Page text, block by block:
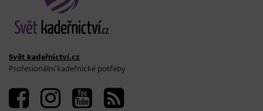
Svět kadeřnictví.cz
Profesionální kadeřnické potřeby